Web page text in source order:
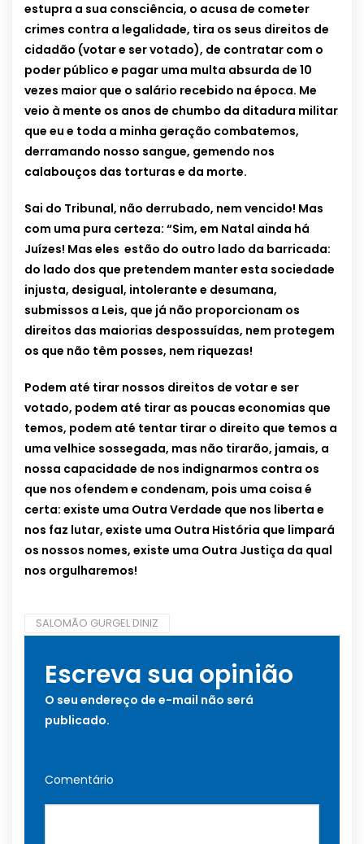
estupra a sua consciência, o acusa de cometer
crimes contra a legalidade, tira os seus direitos de
cidadão (votar e ser votado), de contratar com o
poder público e pagar uma multa absurda de 10
vezes maior que o salário recebido na época. Me
veio à mente os anos de chumbo da ditadura militar
que eu e toda a minha geração combatemos,
derramando nosso sangue, gemendo nos
calabouços das torturas e da morte.
Sai do Tribunal, não derrubado, nem vencido! Mas
com uma pura certeza: “Sim, em Natal ainda há
Juízes! Mas eles estão do outro lado da barricada:
do lado dos que pretendem manter esta sociedade
injusta, desigual, intolerante e desumana,
submissos a Leis, que já não proporcionam os
direitos das maiorias despossuídas, nem protegem
os que não têm posses, nem riquezas!
Podem até tirar nossos direitos de votar e ser
votado, podem até tirar as poucas economias que
temos, podem até tentar tirar o direito que temos a
uma velhice sossegada, mas não tirarão, jamais, a
nossa capacidade de nos indignarmos contra os
que nos ofendem e condenam, pois uma coisa é
certa: existe uma Outra Verdade que nos liberta e
nos faz lutar, existe uma Outra História que limpará
os nossos nomes, existe uma Outra Justiça da qual
nos orgulharemos!
SALOMÃO GURGEL DINIZ
Escreva sua opinião
O seu endereço de e-mail não será
publicado.
Comentário